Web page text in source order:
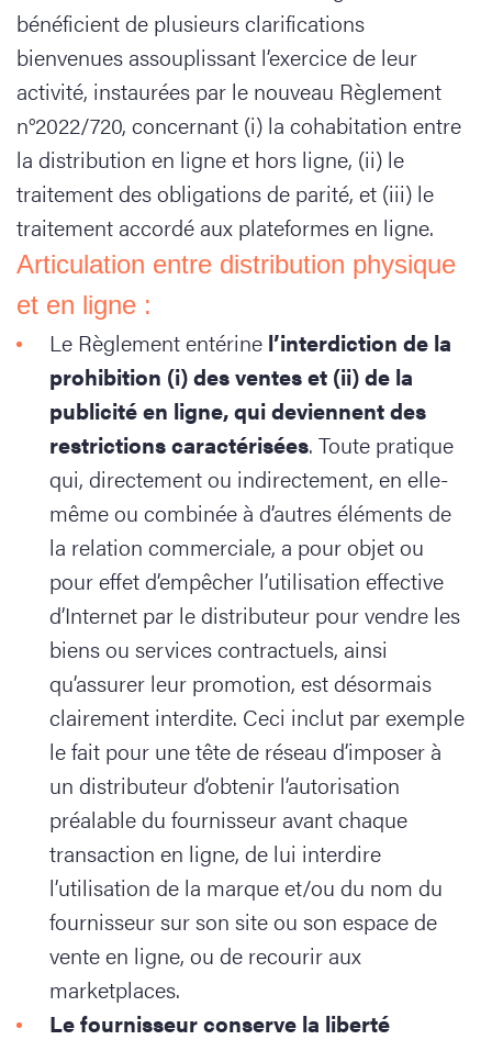
bénéficient de plusieurs clarifications
bienvenues assouplissant l’exercice de leur
activité, instaurées par le nouveau Règlement
n°2022/720, concernant (i) la cohabitation entre
la distribution en ligne et hors ligne, (ii) le
traitement des obligations de parité, et (iii) le
traitement accordé aux plateformes en ligne.
Articulation entre distribution physique
et en ligne :
Le Règlement entérine l’interdiction de la
prohibition (i) des ventes et (ii) de la
publicité en ligne, qui deviennent des
restrictions caractérisées. Toute pratique
qui, directement ou indirectement, en elle-
même ou combinée à d’autres éléments de
la relation commerciale, a pour objet ou
pour effet d’empêcher l’utilisation effective
d’Internet par le distributeur pour vendre les
biens ou services contractuels, ainsi
qu’assurer leur promotion, est désormais
clairement interdite. Ceci inclut par exemple
le fait pour une tête de réseau d’imposer à
un distributeur d’obtenir l’autorisation
préalable du fournisseur avant chaque
transaction en ligne, de lui interdire
l’utilisation de la marque et/ou du nom du
fournisseur sur son site ou son espace de
vente en ligne, ou de recourir aux
marketplaces.
Le fournisseur conserve la liberté